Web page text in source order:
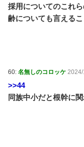
採用についてのこれ
齢についても言える
60: 名無しのコロッケ
>>44
同族中小だと根幹に